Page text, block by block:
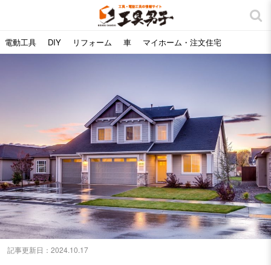
電動工具 DIY リフォーム 車 マイホーム・注文住宅
記事更新日： 2024.10.17